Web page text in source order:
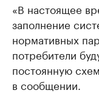
«В настоящее
заполнение
нормативных
потребители
постоянную
в сообщении.